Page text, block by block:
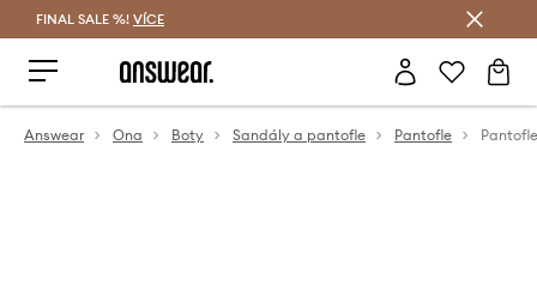
FINAL SALE %! VÍCE
Answear Ona Boty Sandály a pantofle Pantofle